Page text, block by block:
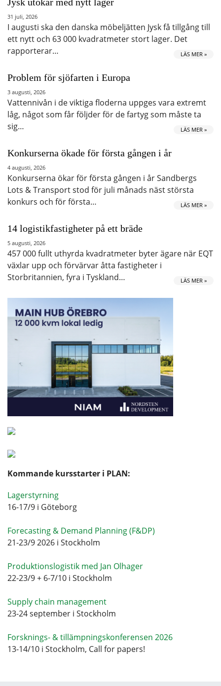
31 juli, 2026
I augusti ska den danska möbeljätten Jysk få tillgång till
ett nytt och 63 000 kvadratmeter stort lager. Det
rapporterar…
LÄS MER »
Problem för sjöfarten i Europa
3 augusti, 2026
Vattennivån i de viktiga floderna uppges vara extremt
låg, något som får följder för de fartyg som måste ta
sig…
LÄS MER »
Konkurserna ökade för första gången i år
4 augusti, 2026
Konkurserna ökar för första gången i år Sandbergs
Lots & Transport stod för juli månads näst största
konkurs och för första…
LÄS MER »
14 logistikfastigheter på ett bräde
5 augusti, 2026
457 000 fullt uthyrda kvadratmeter byter ägare när EQT
växlar upp och förvärvar åtta fastigheter i
Storbritannien, fyra i Tyskland…
LÄS MER »
Kommande kursstarter i PLAN:
Lagerstyrning
16-17/9 i Göteborg
Forecasting & Demand Planning (F&DP)
21-23/9 2026 i Stockholm
Produktionslogistik med Jan Olhager
22-23/9 + 6-7/10 i Stockholm
Supply chain management
23-24 september i Stockholm
Forsknings- & tillämpningskonferensen 2026
13-14/10 i Stockholm, Call for papers!